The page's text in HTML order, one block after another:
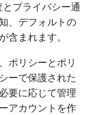
とプライバシー通
、デフォルトの
含まれます。
ポリシーとポリ
ーで保護された
要に応じて管理
アカウントを作